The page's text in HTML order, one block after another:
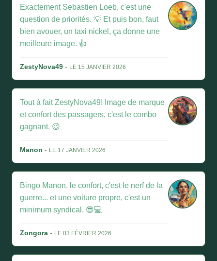
Exactement Sebastien Loeb, c'est une
question de priorités. 💡 Et puis bon, faut
bien avouer, un taxi nickel, ça donne une
meilleure image. 👍
ZestyNova49 - LE 15 JANVIER 2026
Tout à fait ZestyNova49! Image de marque
et confort des passagers, c'est le combo
gagnant. 😉
Manon - LE 17 JANVIER 2026
Bingo Manon, le confort, c'est le nerf de la
guerre... et une voiture propre, c'est un
minimum syndical. 😎💻
Zongora - LE 03 FÉVRIER 2026